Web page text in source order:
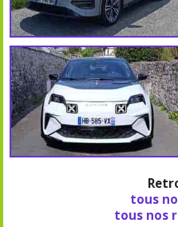
tous
tous nos